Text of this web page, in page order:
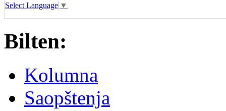
Select Language ▼
Bilten:
Kolumna
Saopštenja